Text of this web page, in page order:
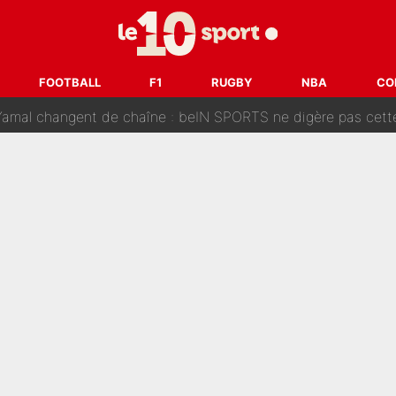
FOOTBALL F1 RUGBY NBA
les recrues espérées par Bruno Genesio et Grégory
: Ces autres joueurs du XV de France pourraient aussi quitter le Stade
changent de chaîne : beIN SPORTS ne digère pas cette décision